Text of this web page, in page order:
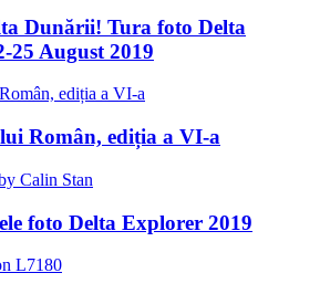
Dunării! Tura foto Delta
25 August 2019
Român, ediția a VI-a
foto Delta Explorer 2019